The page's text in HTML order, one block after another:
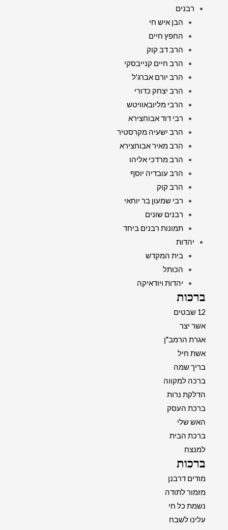
רבנים
הבן איש חי
החפץ חיים
הרב דב קוק
הרב חיים קנייבסקי
הרב יורם אברג'ל
הרב יצחק כדורי
הרבי מליובאוויטש
רבי דוד אבוחצירא
הרב ישעיה מקרסטיר
הרב מאיר אבוחצירא
הרב מרדכי אליהו
הרב עובדיה יוסף
הרב קוק
רבי שמעון בר יוחאי
רבנים שונים
תמונות רבנים ביחד
יהדות
בית המקדש
הכותל
יהדות ויודאיקה
ברכות
12 שבטים
אשר יצר
אגרת הרמב"ן
אשת חיל
בריך שמה
ברכה למקווה
הדלקת נרות
ברכת העסק
האש שלי
ברכת הבית
למנצח
ברכות
מודים דרבנן
מזמור לתודה
נשמת כל חי
עלינו לשבח